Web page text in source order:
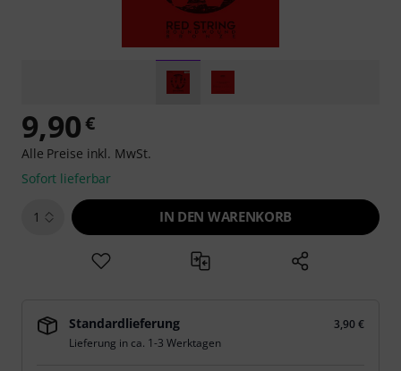
9,90€
Alle Preise inkl. MwSt.
Sofort lieferbar
1 IN DEN WARENKORB
Standardlieferung
3,90 €
Lieferung in ca. 1-3 Werktagen